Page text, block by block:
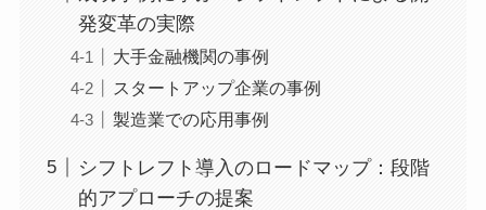
発変革の実際
大手金融機関の事例
スタートアップ企業の事例
製造業での応用事例
シフトレフト導入のロードマップ：段階
的アプローチの提案